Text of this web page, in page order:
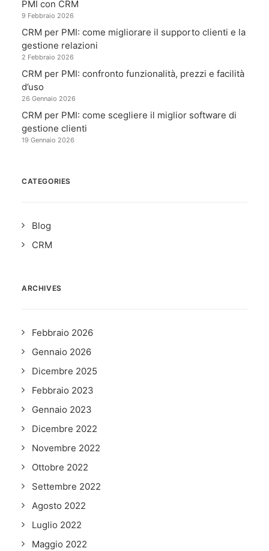
PMI con CRM
9 Febbraio 2026
CRM per PMI: come migliorare il supporto clienti e la
gestione relazioni
2 Febbraio 2026
CRM per PMI: confronto funzionalità, prezzi e facilità
d’uso
26 Gennaio 2026
CRM per PMI: come scegliere il miglior software di
gestione clienti
19 Gennaio 2026
CATEGORIES
Blog
CRM
ARCHIVES
Febbraio 2026
Gennaio 2026
Dicembre 2025
Febbraio 2023
Gennaio 2023
Dicembre 2022
Novembre 2022
Ottobre 2022
Settembre 2022
Agosto 2022
Luglio 2022
Maggio 2022